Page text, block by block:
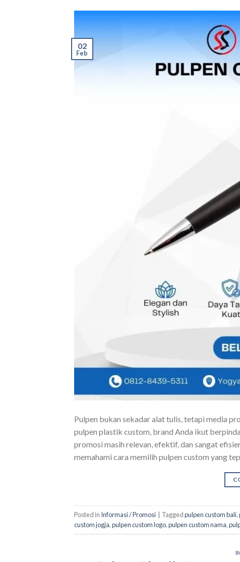
02
Feb
Pulpen bukan sekadar alat tulis, tetapi media
pulpen plastik custom, brand Anda ikut
promosi masih relevan, efektif, dan sangat
memahami cara memilih pulpen custom yang
Posted in Informasi / Promosi Taggedpulpen custom bali,
custom jogja,pulpen custom logo,pulpen custom nama,